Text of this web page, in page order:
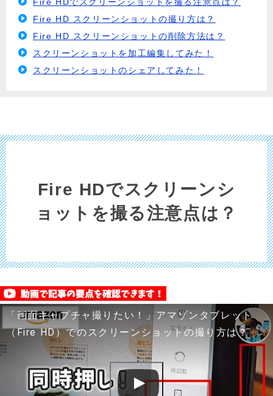
Fire HD スクリーンショットの撮り方は？
Fire HD スクリーンショットの削除方法は？
スクリーンショットを加工編集してみた！
スクリーンショットのシェアしてみた！
Fire HDでスクリーンシ
ョットを撮る注意点は？
「画面キャプチャ撮りたい！」アマゾンタブレット
（Fire HD）でのスクリーンショットの撮り方は？